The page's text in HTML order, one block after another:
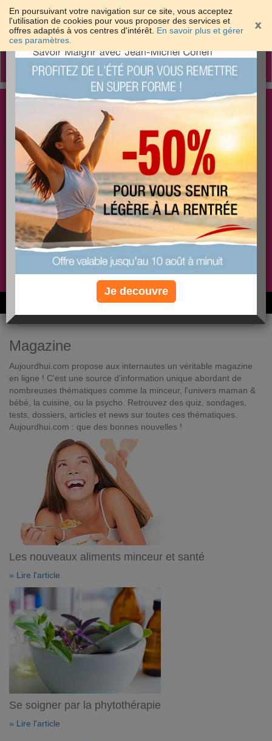
En poursuivant votre navigation sur ce site, vous acceptez
l'utilisation de cookies pour vous proposer des services et
offres adaptés à vos centres d'intérêt. En savoir plus et gérer
ces paramètres.
Toggle
Les meilleures solutions pour maigrir et être bien
dans sa peau
PLUS
EFFICACE
PLUS
SANTÉ
PLUS
COACHING
Non, je préfère le régime gratuit
6M de personnes ont maigri et réappris à manger avec nous
Magazine
Aujourdhui.com propose aux internautes un véritable magazine
en ligne ! C'est une source d'information unique abordant de
nombreuses thématiques comme la minceur, l'univers maman &
bébé, la cuisine, ou la psycho. Retrouvez des quiz, sondages,
tests, dossiers, articles et news sur toutes ces thématiques.
Aujourdhui.com : que des bonnes nouvelles !
Les nouveaux aliments minceur et santé
» Lire l'article
Se soigner par la phytothérapie
» Lire l'article
×
Je decouvre